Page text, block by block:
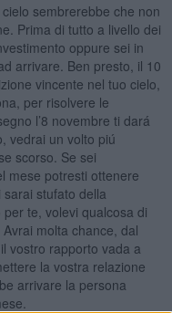
sembrerebbe che non
Prima di tutto a livello dei
oppure sei in
arrivare. Ben presto, il 10
vincente nel tuo cielo,
per risolvere le
l’8 novembre ti dará
vedrai un volto piú
scorso. Se sei
mese potresti ottenere
stufato della
te, volevi qualcosa di
molta chance, dal
vostro rapporto vada a
la vostra relazione
arrivare la persona